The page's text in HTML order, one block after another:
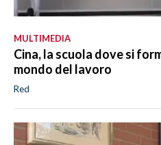
MULTIMEDIA
Cina, la scuola dove si
mondo del lavoro
Red